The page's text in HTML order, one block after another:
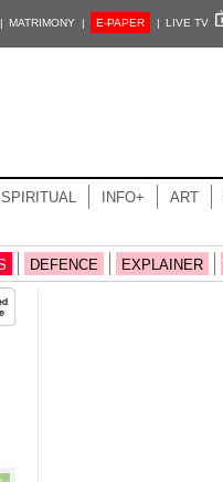
MATRIMONY | E-PAPER | LIVE TV
SPIRITUAL INFO+ ART
DEFENCE EXPLAINER